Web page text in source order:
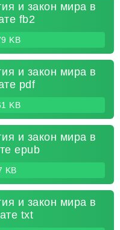
и закон мира в
fb2
KB
и закон мира в
pdf
KB
и закон мира в
epub
KB
и закон мира в
txt